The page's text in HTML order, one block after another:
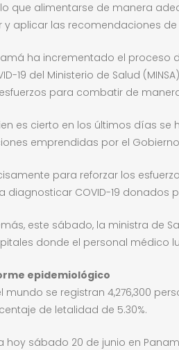
lo que alimentarse de manera
y aplicar las recomendaciones
ha incrementado el proceso
19 del Ministerio de Salud
para combatir de
es cierto en los últimos días
emprendidas por el
para reforzar los
diagnosticar COVID-19 donados
este sábado, la ministra de
donde el personal médico
epidemiológico
mundo se registran 4,276,300
de letalidad de 5.30%.
hoy sábado 20 de junio en